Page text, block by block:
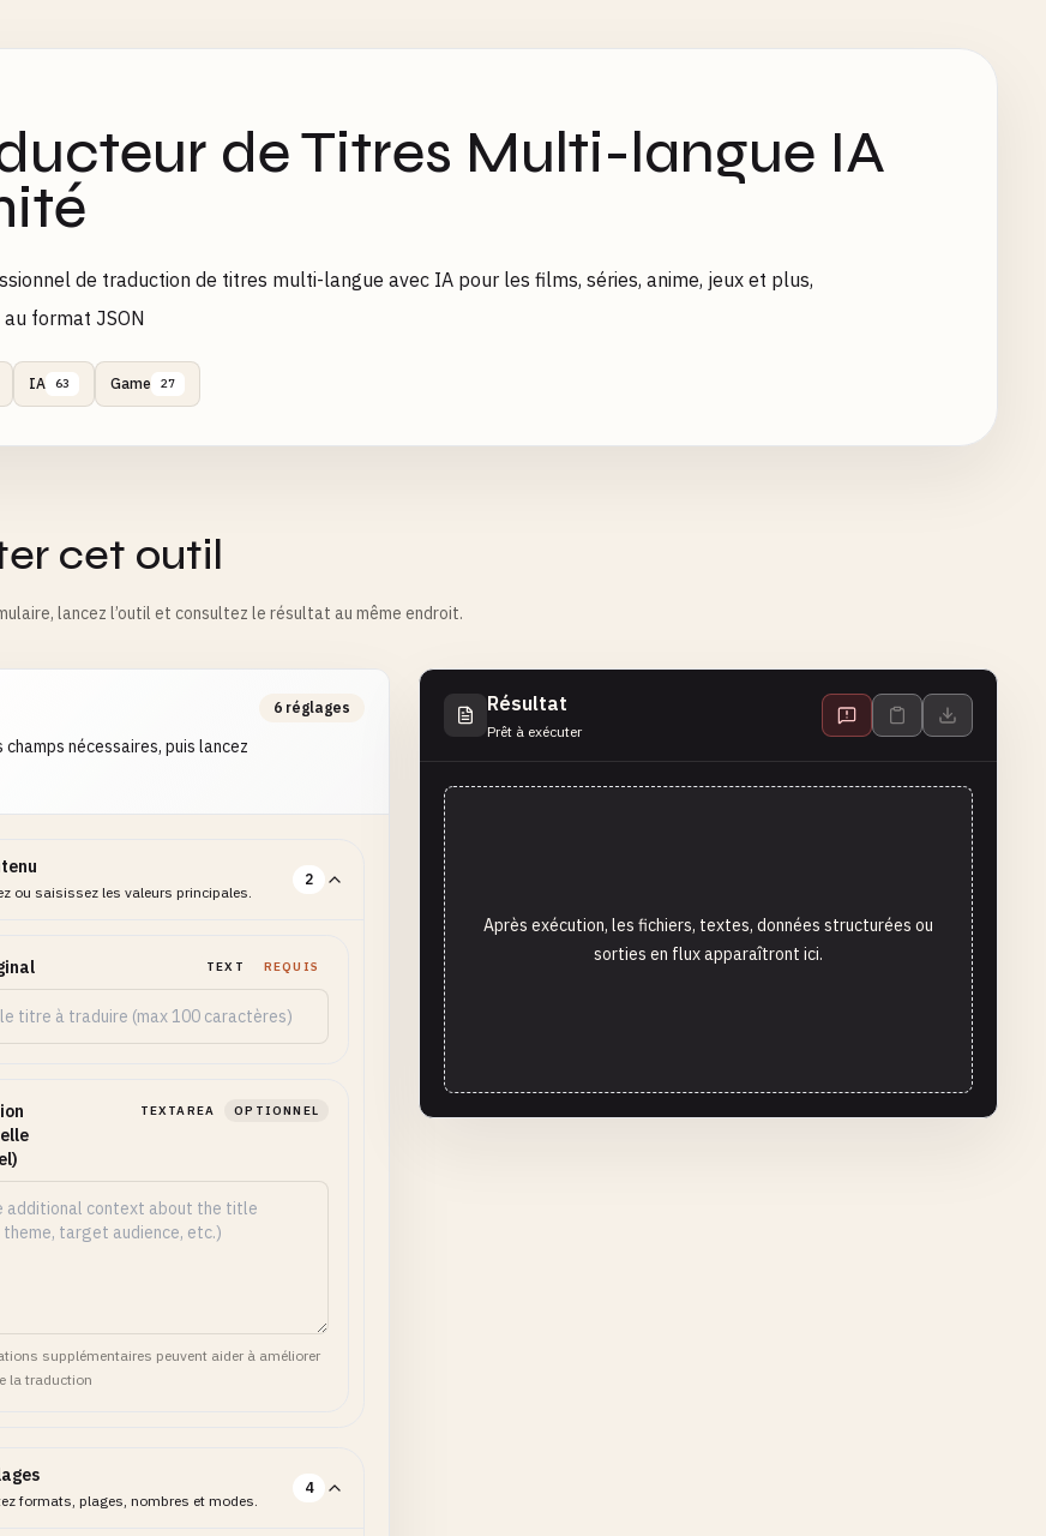
de Titres Multi-langue IA
de traduction de titres multi-langue avec IA pour les films, séries, anime, jeux et plus,
format JSON
IA 63 Game 27
cet outil
lancez l’outil et consultez le résultat au même endroit.
champs nécessaires, puis lancez
6 réglages
ou saisissez les valeurs principales.
2
TEXT REQUIS
TEXTAREA OPTIONNEL
supplémentaires peuvent aider à améliorer
la traduction
formats, plages, nombres et modes.
4
Résultat
Prêt à exécuter
Après exécution, les fichiers, textes, données structurées ou
sorties en flux apparaîtront ici.